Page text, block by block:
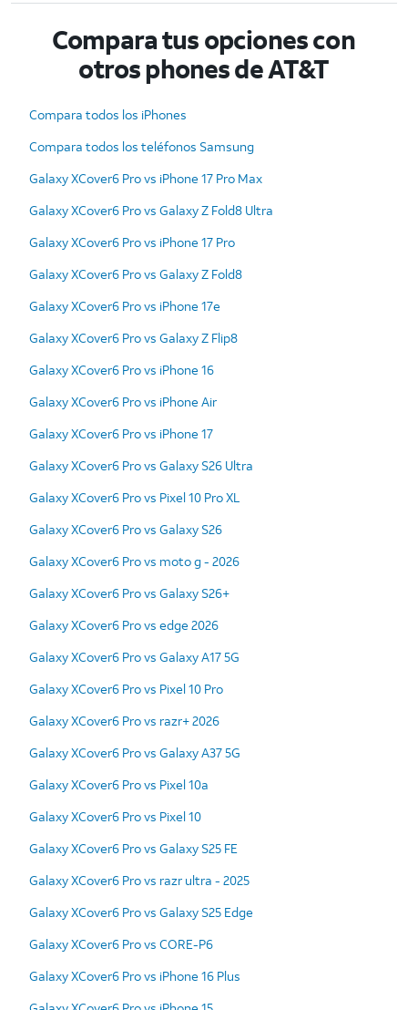
Compara tus opciones con
otros phones de AT&T
Compara todos los iPhones
Compara todos los teléfonos Samsung
Galaxy XCover6 Pro vs iPhone 17 Pro Max
Galaxy XCover6 Pro vs Galaxy Z Fold8 Ultra
Galaxy XCover6 Pro vs iPhone 17 Pro
Galaxy XCover6 Pro vs Galaxy Z Fold8
Galaxy XCover6 Pro vs iPhone 17e
Galaxy XCover6 Pro vs Galaxy Z Flip8
Galaxy XCover6 Pro vs iPhone 16
Galaxy XCover6 Pro vs iPhone Air
Galaxy XCover6 Pro vs iPhone 17
Galaxy XCover6 Pro vs Galaxy S26 Ultra
Galaxy XCover6 Pro vs Pixel 10 Pro XL
Galaxy XCover6 Pro vs Galaxy S26
Galaxy XCover6 Pro vs moto g - 2026
Galaxy XCover6 Pro vs Galaxy S26+
Galaxy XCover6 Pro vs edge 2026
Galaxy XCover6 Pro vs Galaxy A17 5G
Galaxy XCover6 Pro vs Pixel 10 Pro
Galaxy XCover6 Pro vs razr+ 2026
Galaxy XCover6 Pro vs Galaxy A37 5G
Galaxy XCover6 Pro vs Pixel 10a
Galaxy XCover6 Pro vs Pixel 10
Galaxy XCover6 Pro vs Galaxy S25 FE
Galaxy XCover6 Pro vs razr ultra - 2025
Galaxy XCover6 Pro vs Galaxy S25 Edge
Galaxy XCover6 Pro vs CORE-P6
Galaxy XCover6 Pro vs iPhone 16 Plus